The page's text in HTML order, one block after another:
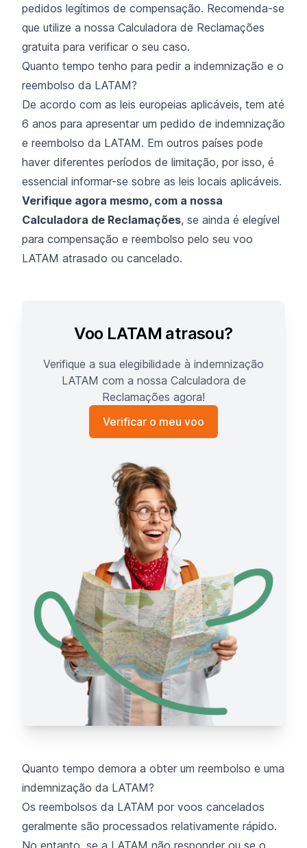
pedidos legítimos de compensação. Recomenda-se
que utilize a nossa Calculadora de Reclamações
gratuita para verificar o seu caso.
Quanto tempo tenho para pedir a indemnização e o
reembolso da LATAM?
De acordo com as leis europeias aplicáveis, tem até
6 anos para apresentar um pedido de indemnização
e reembolso da LATAM. Em outros países pode
haver diferentes períodos de limitação, por isso, é
essencial informar-se sobre as leis locais aplicáveis.
Verifique agora mesmo, com a nossa
Calculadora de Reclamações, se ainda é elegível
para compensação e reembolso pelo seu voo
LATAM atrasado ou cancelado.
Voo LATAM atrasou?
Verifique a sua elegibilidade à indemnização
LATAM com a nossa Calculadora de
Reclamações agora!
Verificar o meu voo
Quanto tempo demora a obter um reembolso e uma
indemnização da LATAM?
Os reembolsos da LATAM por voos cancelados
geralmente são processados relativamente rápido.
No entanto, se a LATAM não responder ou se o